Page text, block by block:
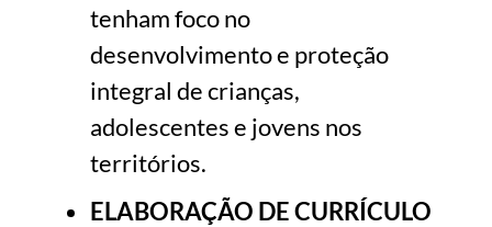
tenham foco no
desenvolvimento e proteção
integral de crianças,
adolescentes e jovens nos
territórios.
ELABORAÇÃO DE CURRÍCULO